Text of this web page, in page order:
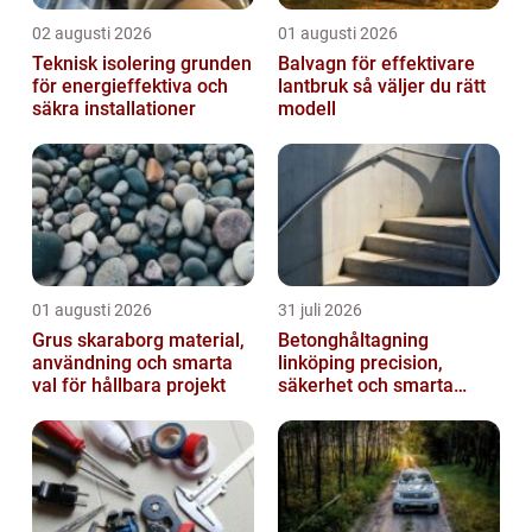
02 augusti 2026
Teknisk isolering grunden
för energieffektiva och
säkra installationer
01 augusti 2026
Balvagn för effektivare
lantbruk så väljer du rätt
modell
01 augusti 2026
Grus skaraborg material,
användning och smarta
val för hållbara projekt
31 juli 2026
Betonghåltagning
linköping precision,
säkerhet och smarta